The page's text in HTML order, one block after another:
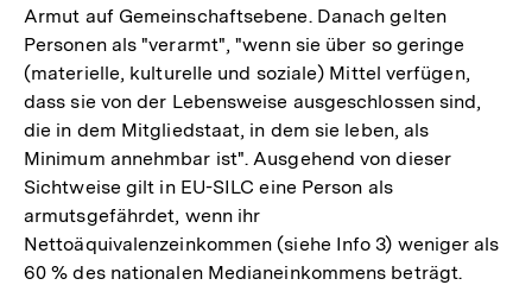
Armut auf Gemeinschaftsebene. Danach gelten
Personen als "verarmt", "wenn sie über so geringe
(materielle, kulturelle und soziale) Mittel verfügen,
dass sie von der Lebensweise ausgeschlossen sind,
die in dem Mitgliedstaat, in dem sie leben, als
Minimum annehmbar ist". Ausgehend von dieser
Sichtweise gilt in EU-SILC eine Person als
armutsgefährdet, wenn ihr
Nettoäquivalenzeinkommen (siehe Info 3) weniger als
60 % des nationalen Medianeinkommens beträgt.